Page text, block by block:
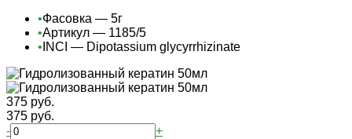
•Фасовка — 5г
•Артикул — 1185/5
• INCI — Dipotassium glycyrrhizinate
375 руб.
375 руб.
-
+